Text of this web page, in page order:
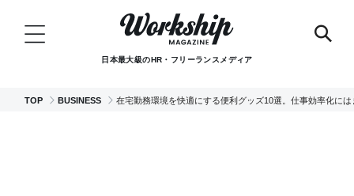
日本最大級のHR・フリーランスメディア
TOP BUSINESS 在宅勤務環境を快適にする便利グッズ10選。仕事効率化に